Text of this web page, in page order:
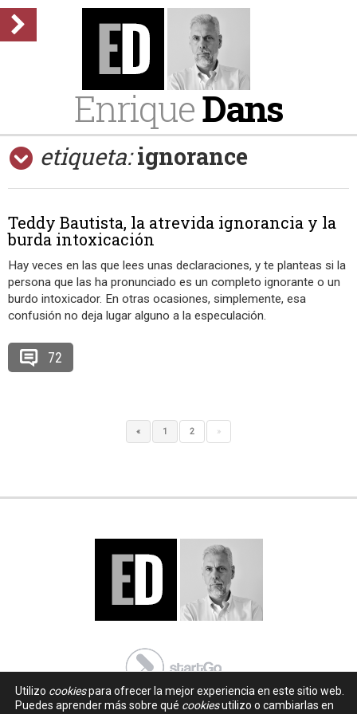
EnriqueDans
etiqueta: ignorance
Teddy Bautista, la atrevida ignorancia y la
burda intoxicación
Hay veces en las que lees unas declaraciones, y te planteas si la
persona que las ha pronunciado es un completo ignorante o un
burdo intoxicador. En otras ocasiones, simplemente, esa
confusión no deja lugar alguno a la especulación.
72
« 1 2 »
Utilizo cookiespara ofrecer la mejor experiencia en este sitio web.
Puedes aprender más sobre qué cookiesutilizo o cambiarlas en